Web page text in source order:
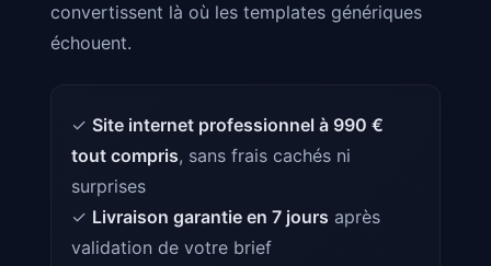
convertissent là où les templates génériques
échouent.
✓ Site internet professionnel à 990 €
tout compris, sans frais cachés ni
surprises
✓ Livraison garantie en 7 jours après
validation de votre brief